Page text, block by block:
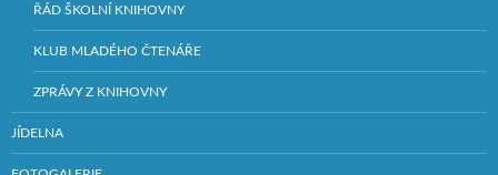
ŘÁD ŠKOLNÍ KNIHOVNY
KLUB MLADÉHO ČTENÁŘE
ZPRÁVY Z KNIHOVNY
JÍDELNA